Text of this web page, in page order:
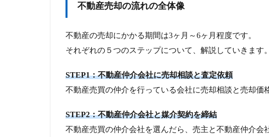
不動産売却の流れの全体像
不動産の売却にかかる期間は3ヶ月～6ヶ月程度です。
それぞれの５つのステップについて、解説していきます。
STEP1：不動産仲介会社に売却相談と査定依頼
不動産売買の仲介を行っている会社に売却相談と売却価
STEP2：不動産仲介会社と媒介契約を締結
不動産売買の仲介会社を選んだら、売主と不動産仲介会